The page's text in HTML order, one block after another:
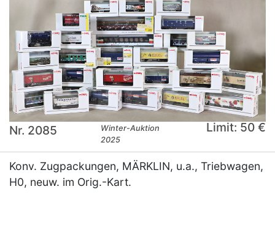
Nr. 2085
Winter-Auktion
2025
Limit: 50 €
Konv. Zugpackungen, MÄRKLIN, u.a., Triebwagen,
H0, neuw. im Orig.-Kart.